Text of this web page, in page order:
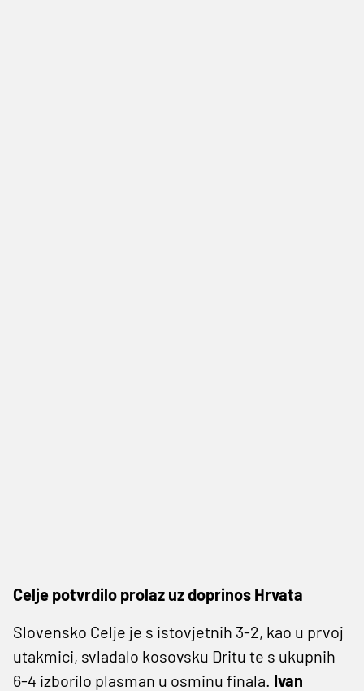
Celje potvrdilo prolaz uz doprinos Hrvata
Slovensko Celje je s istovjetnih 3-2, kao u prvoj
utakmici, svladalo kosovsku Dritu te s ukupnih
6-4 izborilo plasman u osminu finala. Ivan